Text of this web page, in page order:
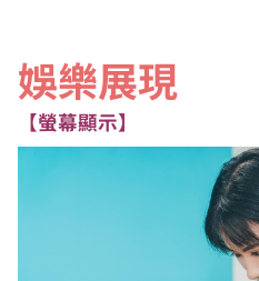
娛樂展現
【螢幕顯示】